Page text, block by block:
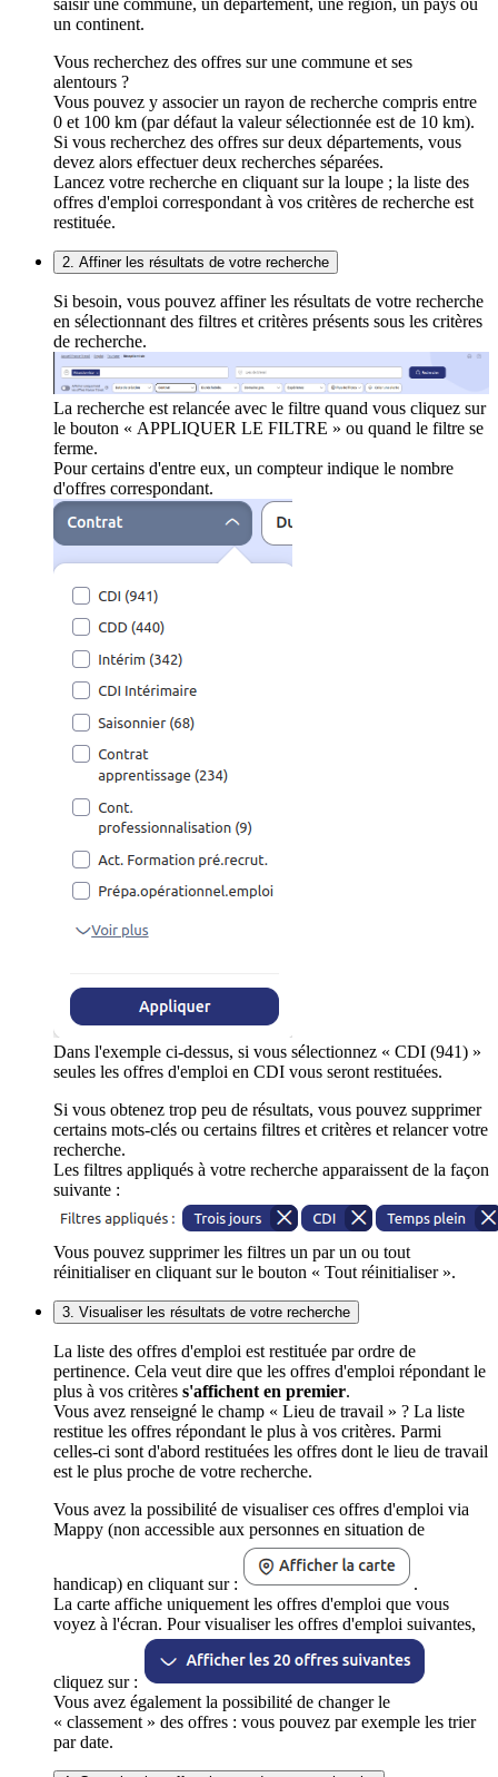
saisir une commune, un département, une région, un pays ou
un continent.
Vous recherchez des offres sur une commune et ses
alentours ?
Vous pouvez y associer un rayon de recherche compris entre
0 et 100 km (par défaut la valeur sélectionnée est de 10 km).
Si vous recherchez des offres sur deux départements, vous
devez alors effectuer deux recherches séparées.
Lancez votre recherche en cliquant sur la loupe ; la liste des
offres d'emploi correspondant à vos critères de recherche est
restituée.
2. Affiner les résultats de votre recherche
Si besoin, vous pouvez affiner les résultats de votre recherche
en sélectionnant des filtres et critères présents sous les critères
de recherche.
La recherche est relancée avec le filtre quand vous cliquez sur
le bouton « APPLIQUER LE FILTRE » ou quand le filtre se
ferme.
Pour certains d'entre eux, un compteur indique le nombre
d'offres correspondant.
Dans l'exemple ci-dessus, si vous sélectionnez « CDI (941) »
seules les offres d'emploi en CDI vous seront restituées.
Si vous obtenez trop peu de résultats, vous pouvez supprimer
certains mots-clés ou certains filtres et critères et relancer votre
recherche.
Les filtres appliqués à votre recherche apparaissent de la façon
suivante :
Vous pouvez supprimer les filtres un par un ou tout
réinitialiser en cliquant sur le bouton « Tout réinitialiser ».
3. Visualiser les résultats de votre recherche
La liste des offres d'emploi est restituée par ordre de
pertinence. Cela veut dire que les offres d'emploi répondant le
plus à vos critères s'affichent en premier.
Vous avez renseigné le champ « Lieu de travail » ? La liste
restitue les offres répondant le plus à vos critères. Parmi
celles-ci sont d'abord restituées les offres dont le lieu de travail
est le plus proche de votre recherche.
Vous avez la possibilité de visualiser ces offres d'emploi via
Mappy (non accessible aux personnes en situation de
handicap) en cliquant sur :
.
La carte affiche uniquement les offres d'emploi que vous
voyez à l'écran. Pour visualiser les offres d'emploi suivantes,
cliquez sur :
Vous avez également la possibilité de changer le
« classement » des offres : vous pouvez par exemple les trier
par date.